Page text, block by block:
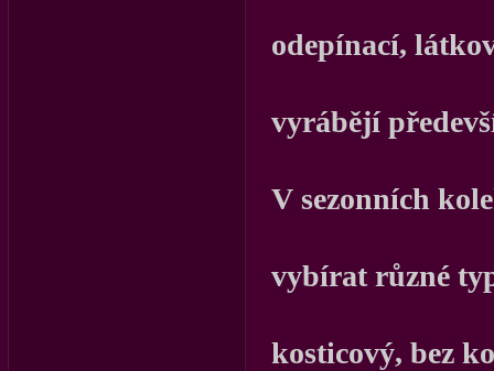
odepínací,
vyrábějí
V sezonních
vybírat různé
kosticový, bez